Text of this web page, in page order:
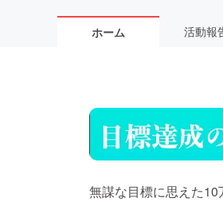
ホーム 活動報
無謀な目標に思えた10